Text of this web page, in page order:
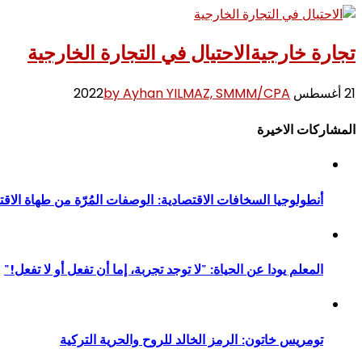
تجارة خارجيةالاحتيال في التجارة الخارجية
21 أغسطس 2022 by Ayhan YILMAZ, SMMM/CPA
المشاركات الاخيرة
أنطولوجيا السخافات الاقتصادية: الوصفات المُرّة من طهاة
المعلم يودا عن الحياة: "لا توجد تجربة، إما أن تفعل أو لا تفعل!"
تومريس خاتون: الرمز الخالد للروح والحرية التركية